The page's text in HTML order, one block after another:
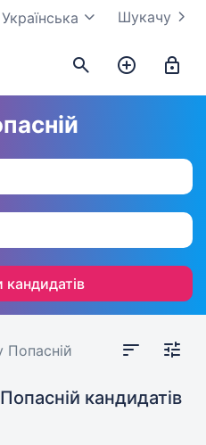
Шукачу
Українська
кандидатів
Попасній
кандидатів